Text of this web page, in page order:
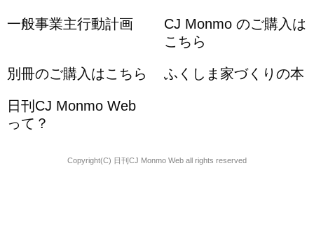
一般事業主行動計画
CJ Monmo のご購入は
こちら
別冊のご購入はこちら ふくしま家づくりの本
日刊CJ Monmo Web
って？
Copyright(C) 日刊CJ Monmo Web all rights reserved